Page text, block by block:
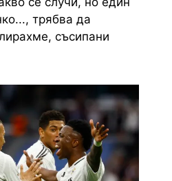
трябва да
съсипани